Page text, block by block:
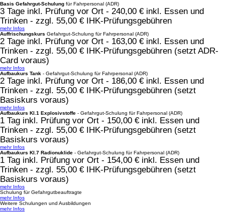
Basis Gefahrgut-Schulung für Fahrpersonal (ADR)
3 Tage inkl. Prüfung vor Ort - 240,00 € inkl. Essen und
Trinken - zzgl. 55,00 € IHK-Prüfungsgebühren
mehr Infos
Auffrischungskurs Gefahrgut-Schulung für Fahrpersonal (ADR)
2 Tage inkl. Prüfung vor Ort - 163,00 € inkl. Essen und
Trinken - zzgl. 55,00 € IHK-Prüfungsgebühren (setzt ADR-
Card voraus)
mehr Infos
Aufbaukurs Tank - Gefahrgut-Schulung für Fahrpersonal (ADR)
2 Tage inkl. Prüfung vor Ort - 186,00 € inkl. Essen und
Trinken - zzgl. 55,00 € IHK-Prüfungsgebühren (setzt
Basiskurs voraus)
mehr Infos
Aufbaukurs Kl.1 Explosivstoffe - Gefahrgut-Schulung für Fahrpersonal (ADR)
1 Tag inkl. Prüfung vor Ort - 150,00 € inkl. Essen und
Trinken - zzgl. 55,00 € IHK-Prüfungsgebühren (setzt
Basiskurs voraus)
mehr Infos
Aufbaukurs Kl.7 Radionuklide - Gefahrgut-Schulung für Fahrpersonal (ADR)
1 Tag inkl. Prüfung vor Ort - 154,00 € inkl. Essen und
Trinken - zzgl. 55,00 € IHK-Prüfungsgebühren (setzt
Basiskurs voraus)
mehr Infos
Schulung für Gefahrgutbeauftragte
mehr Infos
Weitere Schulungen und Ausbildungen
mehr Infos